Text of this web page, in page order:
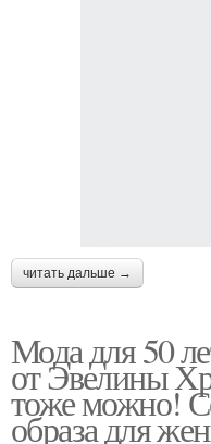
читать дальше →
Мода для 50
от Эвелины
тоже можно!
образа для